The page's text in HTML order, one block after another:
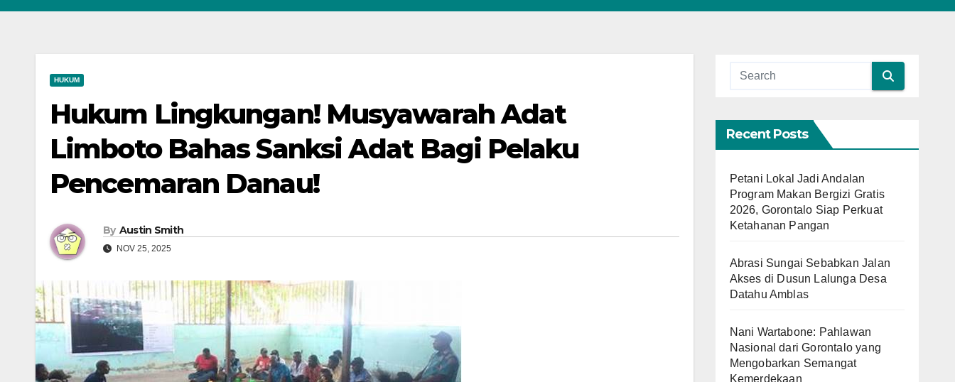
HUKUM
Hukum Lingkungan! Musyawarah Adat
Limboto Bahas Sanksi Adat Bagi Pelaku
Pencemaran Danau!
By Austin Smith
NOV 25, 2025
Recent Posts
Petani Lokal Jadi Andalan
Program Makan Bergizi Gratis
2026, Gorontalo Siap Perkuat
Ketahanan Pangan
Abrasi Sungai Sebabkan Jalan
Akses di Dusun Lalunga Desa
Datahu Amblas
Nani Wartabone: Pahlawan
Nasional dari Gorontalo yang
Mengobarkan Semangat
Kemerdekaan